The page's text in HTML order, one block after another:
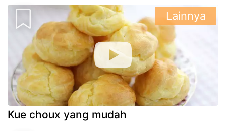
Kue choux yang mudah
Lainnya